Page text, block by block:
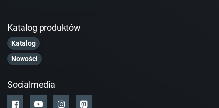
Katalog produktów
Katalog
Nowości
Socialmedia